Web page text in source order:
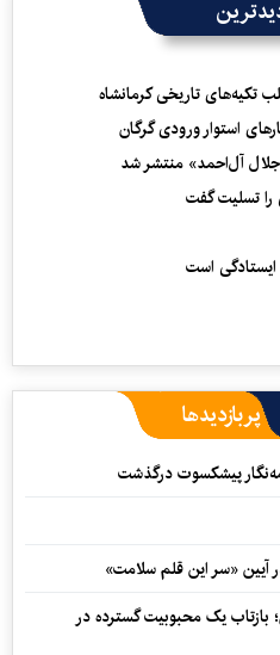
تکیه‌های تاریخی کرمانشاه
استوار ورودی گرگان
آل‌احمد» منتشر شد
تسلیت گفت
است
پربازدیدها
پیشکسوت درگذشت
بازتاب یک محبوبیت گسترده در